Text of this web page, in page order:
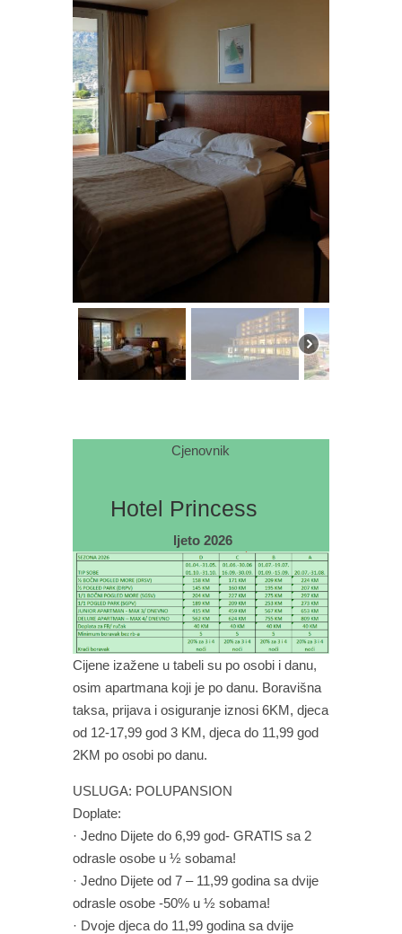
Cjenovnik
Hotel Princess
ljeto 2026
Cijene izažene u tabeli su po osobi i danu,
osim apartmana koji je po danu. Boravišna
taksa, prijava i osiguranje iznosi 6KM, djeca
od 12-17,99 god 3 KM, djeca do 11,99 god
2KM po osobi po danu.
USLUGA: POLUPANSION
Doplate:
· Jedno Dijete do 6,99 god- GRATIS sa 2
odrasle osobe u ½ sobama!
· Jedno Dijete od 7 – 11,99 godina sa dvije
odrasle osobe -50% u ½ sobama!
· Dvoje djeca do 11,99 godina sa dvije